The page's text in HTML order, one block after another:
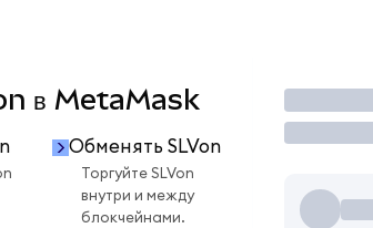
в MetaMask
Обменять SLVon
Торгуйте SLVon
внутри и между
блокчейнами.